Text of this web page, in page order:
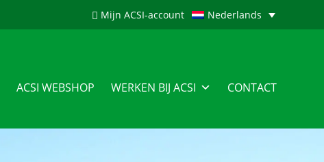
Mijn ACSI-account Nederlands
ACSI WEBSHOP WERKEN BIJ ACSI CONTACT